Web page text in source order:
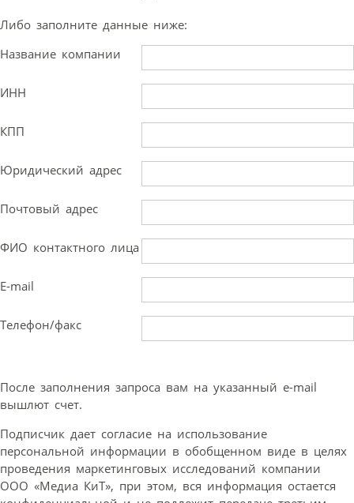
Либо заполните данные ниже:
Название компании
ИНН
КПП
Юридический адрес
Почтовый адрес
ФИО контактного лица
E-mail
Телефон/факс
После заполнения запроса вам на указанный e-mail
вышлют счет.
Подписчик дает согласие на использование
персональной информации в обобщенном виде в целях
проведения маркетинговых исследований компании
ООО «Медиа КиТ», при этом, вся информация остается